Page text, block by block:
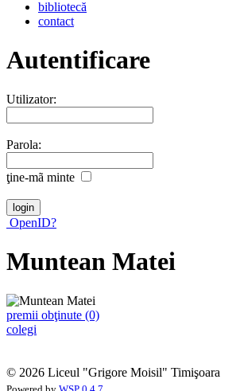
bibliotecă
contact
Autentificare
Utilizator:
Parola:
ţine-mã minte
OpenID?
Muntean Matei
premii obţinute (0)
colegi
© 2026 Liceul "Grigore Moisil" Timişoara